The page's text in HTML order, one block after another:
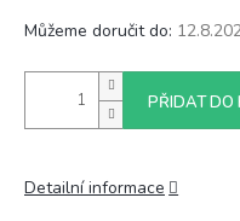
Můžeme doručit do:
PŘIDAT DO
Detailní informace